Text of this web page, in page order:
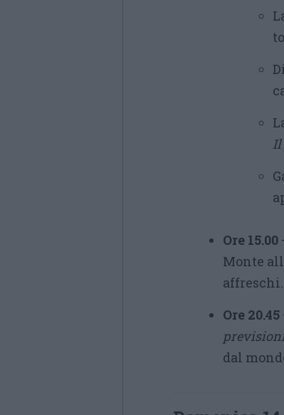
Il
Ore 15.00
Monte
affreschi.
Ore 20.45
dal